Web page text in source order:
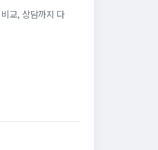
교, 상담까지 다